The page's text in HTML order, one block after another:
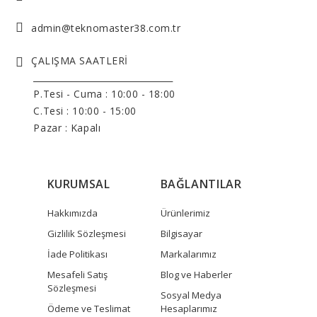
admin@teknomaster38.com.tr
ÇALIŞMA SAATLERİ
P.Tesi - Cuma : 10:00 - 18:00
C.Tesi : 10:00 - 15:00
Pazar : Kapalı
KURUMSAL
Hakkımızda
Gizlilik Sözleşmesi
İade Politikası
Mesafeli Satış
Sözleşmesi
Ödeme ve Teslimat
BAĞLANTILAR
Ürünlerimiz
Bilgisayar
Markalarımız
Blog ve Haberler
Sosyal Medya
Hesaplarımız